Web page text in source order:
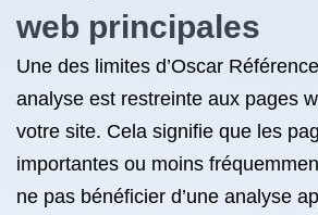
web principales
Une des limites d’Oscar
analyse est restreinte aux pages
votre site. Cela signifie que les
importantes ou moins
ne pas bénéficier d’une analyse